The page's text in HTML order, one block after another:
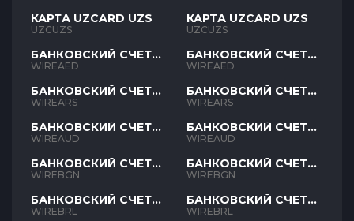
КАРТА UZCARD UZS
UZCUZS
БАНКОВСКИЙ СЧЕТ
AED
WIREAED
БАНКОВСКИЙ СЧЕТ
ARS
WIREARS
БАНКОВСКИЙ СЧЕТ
AUD
WIREAUD
БАНКОВСКИЙ СЧЕТ
BGN
WIREBGN
БАНКОВСКИЙ СЧЕТ
BRL
WIREBRL
КАРТА UZCARD UZS
UZCUZS
БАНКОВСКИЙ СЧЕТ
AED
WIREAED
БАНКОВСКИЙ СЧЕТ
ARS
WIREARS
БАНКОВСКИЙ СЧЕТ
AUD
WIREAUD
БАНКОВСКИЙ СЧЕТ
BGN
WIREBGN
БАНКОВСКИЙ СЧЕТ
BRL
WIREBRL